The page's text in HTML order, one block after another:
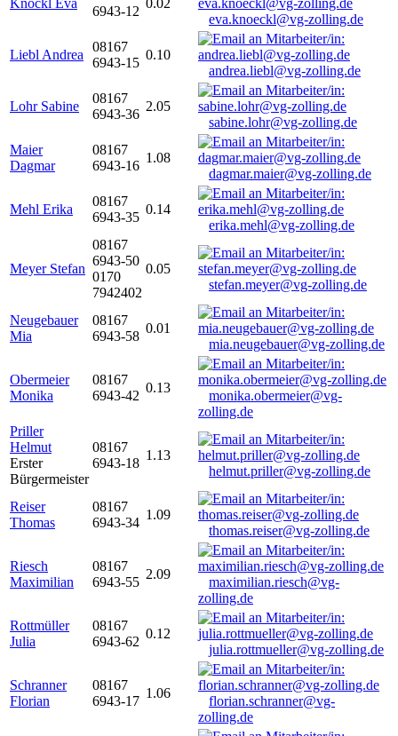
Knöckl Eva
6943-12
0.02
eva.knoeckl@vg-zolling.de
Liebl Andrea
08167
6943-15
0.10
andrea.liebl@vg-zolling.de
Lohr Sabine
08167
6943-36
2.05
sabine.lohr@vg-zolling.de
Maier
Dagmar
08167
6943-16
1.08
dagmar.maier@vg-zolling.de
Mehl Erika
08167
6943-35
0.14
erika.mehl@vg-zolling.de
Meyer Stefan
08167
6943-50
0170
7942402
0.05
stefan.meyer@vg-zolling.de
Neugebauer
Mia
08167
6943-58
0.01
mia.neugebauer@vg-zolling.de
Obermeier
Monika
08167
6943-42
0.13
monika.obermeier@vg-
zolling.de
Priller
Helmut
Erster
Bürgermeister
08167
6943-18
1.13
helmut.priller@vg-zolling.de
Reiser
Thomas
08167
6943-34
1.09
thomas.reiser@vg-zolling.de
Riesch
Maximilian
08167
6943-55
2.09
maximilian.riesch@vg-
zolling.de
Rottmüller
Julia
08167
6943-62
0.12
julia.rottmueller@vg-zolling.de
Schranner
Florian
08167
6943-17
1.06
florian.schranner@vg-
zolling.de